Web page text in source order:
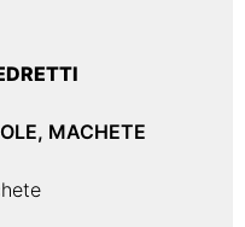
MACHETE